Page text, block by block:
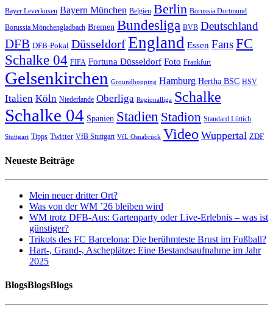
Bayer Leverkusen Bayern München Belgien Berlin Borussia Dortmund
Borussia Mönchengladbach Bremen Bundesliga BVB Deutschland
DFB DFB-Pokal DüsseldorfEngland Essen FansFC
Schalke 04 FIFA Fortuna Düsseldorf Foto Frankfurt
Gelsenkirchen Groundhopping Hamburg Hertha BSC HSV
Italien Köln Niederlande Oberliga Regionalliga Schalke
Schalke 04 Spanien Stadien Stadion Standard Lüttich
Stuttgart Tipps Twitter VfB Stuttgart VfL Osnabrück Video Wuppertal ZDF
Neueste Beiträge
Mein neuer dritter Ort?
Was von der WM ’26 bleiben wird
WM trotz DFB-Aus: Gartenparty oder Live-Erlebnis – was ist
günstiger?
Trikots des FC Barcelona: Die berühmteste Brust im Fußball?
Hart-, Grand-, Ascheplätze: Eine Bestandsaufnahme im Jahr
2025
BlogsBlogsBlogs